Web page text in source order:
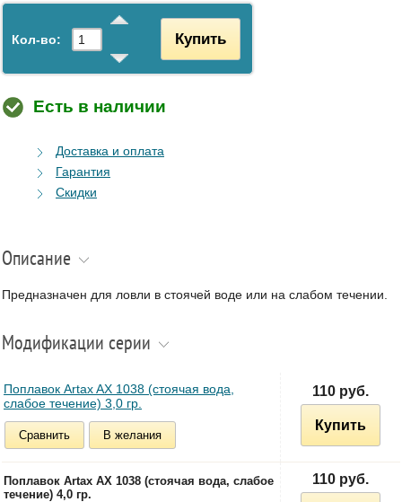
Кол-во: Купить
Есть в наличии
Доставка и оплата
Гарантия
Скидки
Описание
Предназначен для ловли в стоячей воде или на слабом течении.
Модификации серии
Поплавок Artax AX 1038 (стоячая вода,
слабое течение) 3,0 гр.
Сравнить В желания
110 руб.
Купить
Поплавок Artax AX 1038 (стоячая вода, слабое
течение) 4,0 гр.
110 руб.